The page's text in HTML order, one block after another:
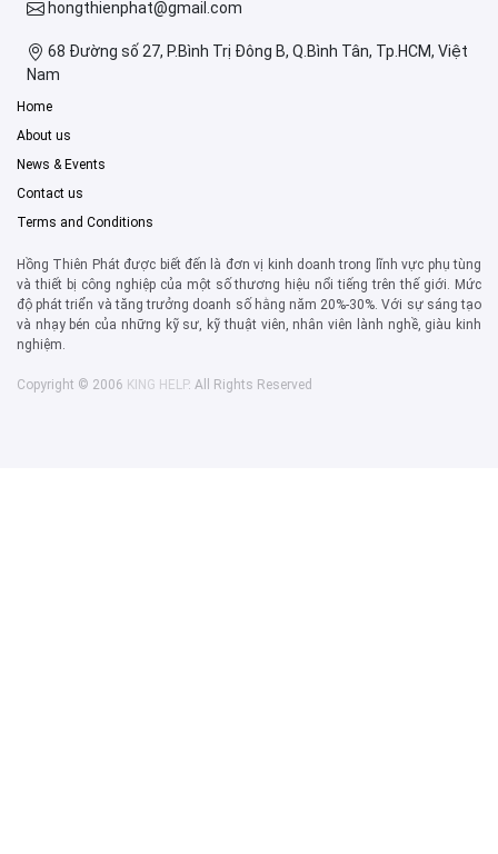
hongthienphat@gmail.com
68 Đường số 27, P.Bình Trị Đông B, Q.Bình Tân, Tp.HCM, Việt
Nam
Home
About us
News & Events
Contact us
Terms and Conditions
Hồng Thiên Phát được biết đến là đơn vị kinh doanh trong lĩnh vực phụ tùng
và thiết bị công nghiệp của một số thương hiệu nổi tiếng trên thế giới. Mức
độ phát triển và tăng trưởng doanh số hằng năm 20%-30%. Với sự sáng tạo
và nhạy bén của những kỹ sư, kỹ thuật viên, nhân viên lành nghề, giàu kinh
nghiệm.
Copyright © 2006 KING HELP. All Rights Reserved